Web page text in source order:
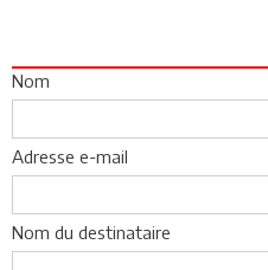
Nom
Adresse e-mail
Nom du destinataire